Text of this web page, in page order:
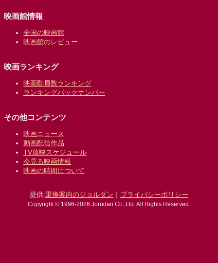
映画館情報
全国の映画館
映画館のレビュー
映画ランキング
映画動員数ランキング
ランキングバックナンバー
その他コンテンツ
映画ニュース
動画配信作品
TV放映スケジュール
今見る映画情報
映画の時間について
提供:乗換案内のジョルダン ｜ プライバシーポリシー
Copyright © 1996-2026 Jorudan Co.,Ltd. All Rights Reserved.